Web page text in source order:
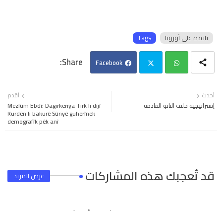
Tags نافذة على أوروبا
Facebook
tter
ats
أحدث
إستراتيجية حلف الناتو القادمة
أقدم
Mezlûm Ebdî: Dagirkeriya Tirk li dijî
Kurdên li bakurê Sûriyê guherînek
demografîk pêk anî
قد تُعجبك هذه المشاركات عرض المزيد